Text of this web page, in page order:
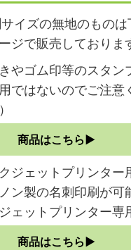
イズの無地のものは
ジで販売しておりま
やゴム印等のスタン
用ではないのでご注意
商品はこちら▶︎
ジェットプリンター
ノン製の名刺印刷が可
ェットプリンター専
商品はこちら▶︎